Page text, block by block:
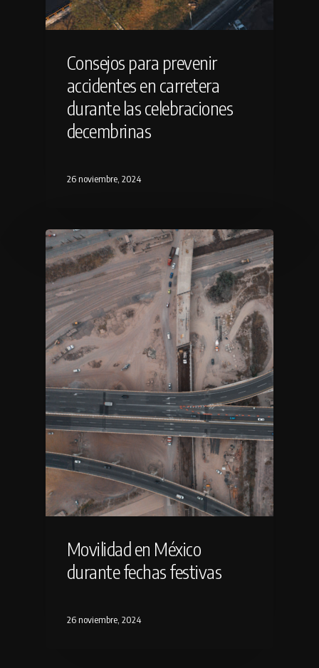
Consejos para prevenir
accidentes en carretera
durante las celebraciones
decembrinas
26 noviembre, 2024
Movilidad en México
durante fechas festivas
26 noviembre, 2024